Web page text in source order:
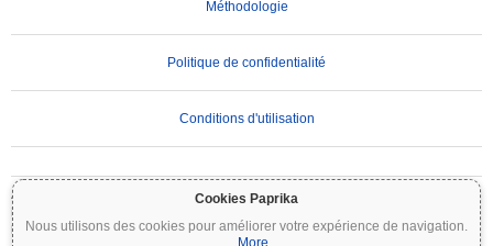
Cookies Paprika
Nous utilisons des cookies pour améliorer votre expérience de navigation.
More
Méthodologie
Politique de confidentialité
Conditions d'utilisation
AVIS IMPORTANT :
Les cryptomonnaies sont très volatiles et comportent des risques
importants. Vous pouvez perdre une partie ou la totalité de votre investissement. Toutes
les informations sur Coinpaprika sont fournies à titre informatif uniquement et ne